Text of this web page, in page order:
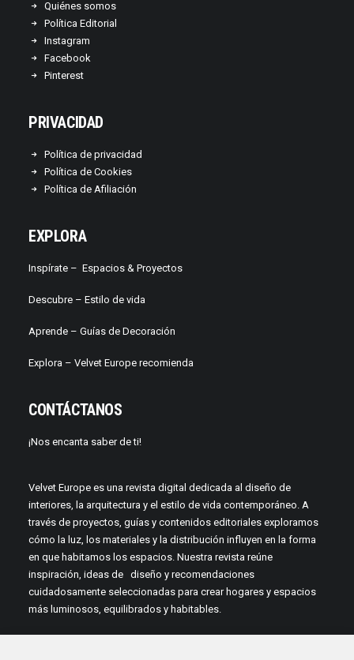
Quiénes somos
Política Editorial
Instagram
Facebook
Pinterest
PRIVACIDAD
Política de privacidad
Política de Cookies
Política de Afiliación
EXPLORA
Inspírate – Espacios & Proyectos
Descubre – Estilo de vida
Aprende – Guías de Decoración
Explora – Velvet Europe recomienda
CONTÁCTANOS
¡Nos encanta saber de ti!
Velvet Europe es una revista digital dedicada al diseño de
interiores, la arquitectura y el estilo de vida contemporáneo. A
través de proyectos, guías y contenidos editoriales exploramos
cómo la luz, los materiales y la distribución influyen en la forma
en que habitamos los espacios. Nuestra revista reúne
inspiración, ideas de diseño y recomendaciones
cuidadosamente seleccionadas para crear hogares y espacios
más luminosos, equilibrados y habitables.